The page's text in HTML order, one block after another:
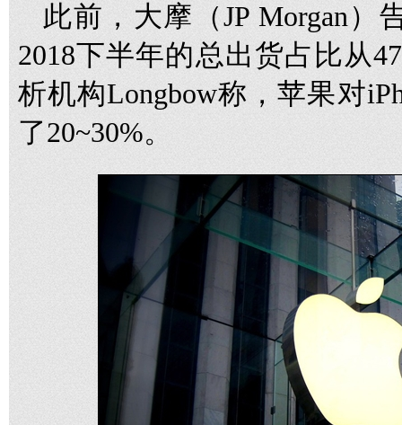
此前，大摩（JP Morgan）
2018下半年的总出货占比从
析机构Longbow称，苹果对
了20~30%。